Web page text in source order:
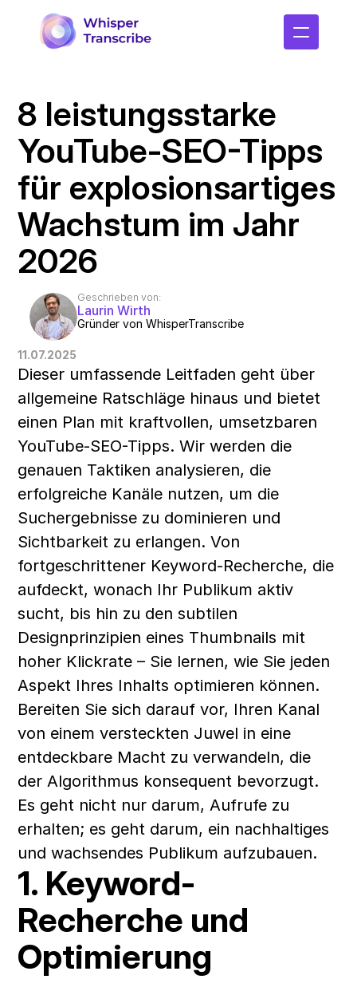
8 leistungsstarke
YouTube-SEO-Tipps
für explosionsartiges
Wachstum im Jahr
2026
11.07.2025
Dieser umfassende Leitfaden geht über
allgemeine Ratschläge hinaus und bietet
einen Plan mit kraftvollen, umsetzbaren
YouTube-SEO-Tipps. Wir werden die
genauen Taktiken analysieren, die
erfolgreiche Kanäle nutzen, um die
Suchergebnisse zu dominieren und
Sichtbarkeit zu erlangen. Von
fortgeschrittener Keyword-Recherche, die
aufdeckt, wonach Ihr Publikum aktiv
sucht, bis hin zu den subtilen
Designprinzipien eines Thumbnails mit
hoher Klickrate – Sie lernen, wie Sie jeden
Aspekt Ihres Inhalts optimieren können.
Bereiten Sie sich darauf vor, Ihren Kanal
von einem versteckten Juwel in eine
entdeckbare Macht zu verwandeln, die
der Algorithmus konsequent bevorzugt.
Es geht nicht nur darum, Aufrufe zu
erhalten; es geht darum, ein nachhaltiges
und wachsendes Publikum aufzubauen.
1. Keyword-
Recherche und
Optimierung
Geschrieben von:
Laurin Wirth
Gründer von WhisperTranscribe